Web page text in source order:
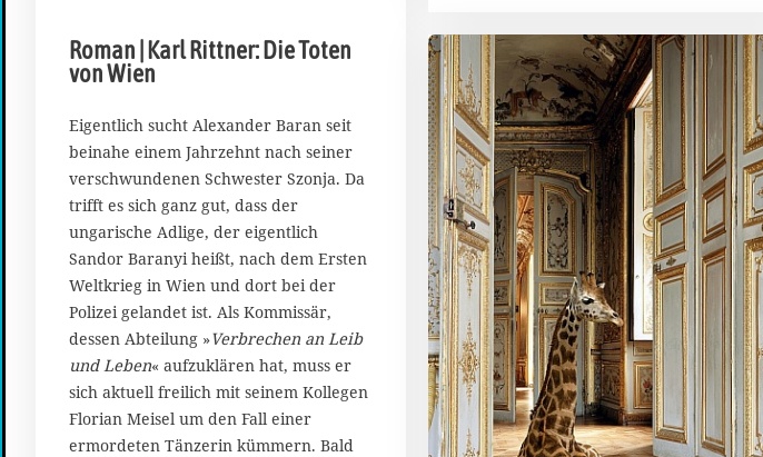
a
a
r
0
2
3
Roman | Karl Rittner: Die Toten
von Wien
Eigentlich sucht Alexander Baran seit
beinahe einem Jahrzehnt nach seiner
verschwundenen Schwester Szonja. Da
trifft es sich ganz gut, dass der
ungarische Adlige, der eigentlich
Sandor Baranyi heißt, nach dem Ersten
Weltkrieg in Wien und dort bei der
Polizei gelandet ist. Als Kommissär,
dessen Abteilung »Verbrechen an Leib
und Leben« aufzuklären hat, muss er
sich aktuell freilich mit seinem Kollegen
Florian Meisel um den Fall einer
ermordeten Tänzerin kümmern. Bald